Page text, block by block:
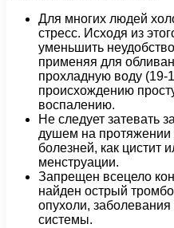
Для многих людей
стресс. Исходя из
уменьшить
применяя для
прохладную воду (19-
происхождению
воспалению.
Не следует затевать
душем на протяжении
болезней, как цистит
менструации.
Запрещен всецело
найден острый
опухоли, заболевания
системы.